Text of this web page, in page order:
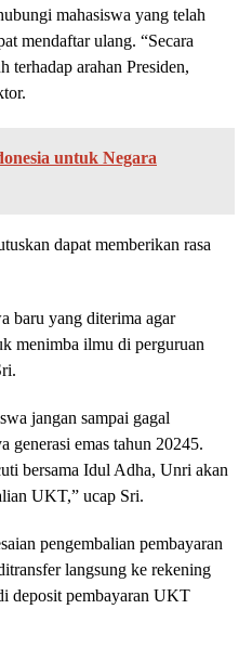
mahasiswa yang telah
mendaftar ulang. “Secara
terhadap arahan Presiden,
untuk Negara
dapat memberikan rasa
baru yang diterima agar
menimba ilmu di perguruan
jangan sampai gagal
generasi emas tahun 20245.
bersama Idul Adha, Unri akan
UKT,” ucap Sri.
pengembalian pembayaran
langsung ke rekening
deposit pembayaran UKT